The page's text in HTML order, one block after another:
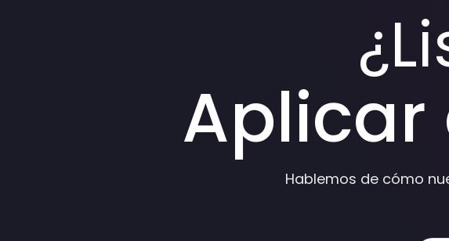
Aplicar
Hablemos de cómo